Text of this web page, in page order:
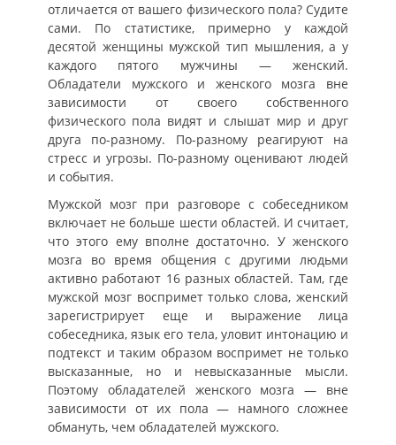
отличается от вашего физического пола? Судите
сами. По статистике, примерно у каждой
десятой женщины мужской тип мышления, а у
каждого пятого мужчины — женский.
Обладатели мужского и женского мозга вне
зависимости от своего собственного
физического пола видят и слышат мир и друг
друга по-разному. По-разному реагируют на
стресс и угрозы. По-разному оценивают людей
и события.
Мужской мозг при разговоре с собеседником
включает не больше шести областей. И считает,
что этого ему вполне достаточно. У женского
мозга во время общения с другими людьми
активно работают 16 разных областей. Там, где
мужской мозг воспримет только слова, женский
зарегистрирует еще и выражение лица
собеседника, язык его тела, уловит интонацию и
подтекст и таким образом воспримет не только
высказанные, но и невысказанные мысли.
Поэтому обладателей женского мозга — вне
зависимости от их пола — намного сложнее
обмануть, чем обладателей мужского.